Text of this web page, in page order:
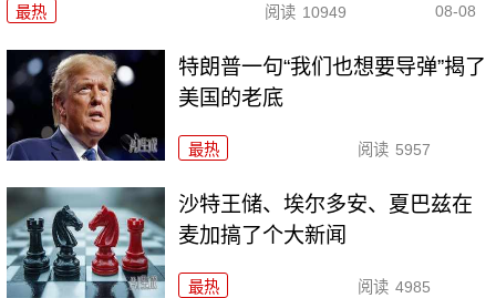
最热 阅读 10949 08-08
特朗普一句“我们也想要导弹”揭了
美国的老底
最热 阅读 5957
沙特王储、埃尔多安、夏巴兹在
麦加搞了个大新闻
最热 阅读 4985